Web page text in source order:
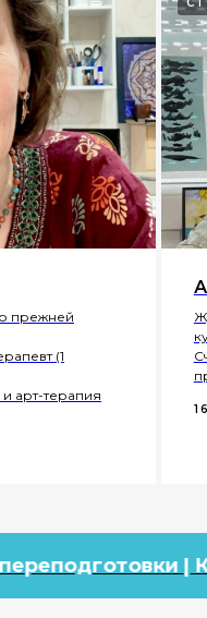
прежней
(1
арт-терапия
| Короткие